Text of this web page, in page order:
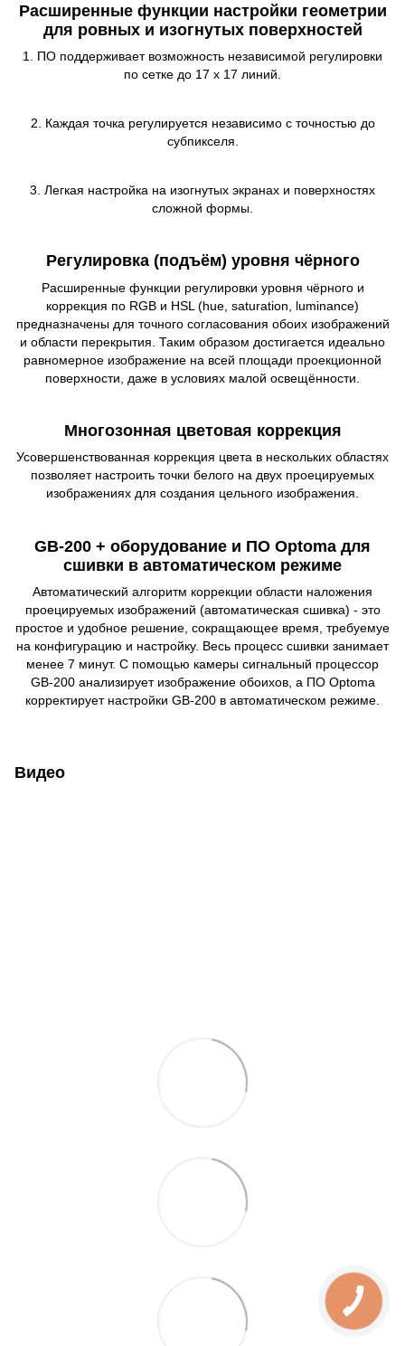
Расширенные функции настройки геометрии
для ровных и изогнутых поверхностей
1. ПО поддерживает возможность независимой регулировки
по сетке до 17 х 17 линий.
2. Каждая точка регулируется независимо с точностью до
субпикселя.
3. Легкая настройка на изогнутых экранах и поверхностях
сложной формы.
Регулировка (подъём) уровня чёрного
Расширенные функции регулировки уровня чёрного и
коррекция по RGB и HSL (hue, saturation, luminance)
предназначены для точного согласования обоих изображений
и области перекрытия. Таким образом достигается идеально
равномерное изображение на всей площади проекционной
поверхности, даже в условиях малой освещённости.
Многозонная цветовая коррекция
Усовершенствованная коррекция цвета в нескольких областях
позволяет настроить точки белого на двух проецируемых
изображениях для создания цельного изображения.
GB-200 + оборудование и ПО Optoma для
сшивки в автоматическом режиме
Автоматический алгоритм коррекции области наложения
проецируемых изображений (автоматическая сшивка) - это
простое и удобное решение, сокращающее время, требуемуе
на конфигурацию и настройку. Весь процесс сшивки занимает
менее 7 минут. С помощью камеры сигнальный процессор
GB-200 анализирует изображение обоихов, а ПО Optoma
корректирует настройки GB-200 в автоматическом режиме.
Видео